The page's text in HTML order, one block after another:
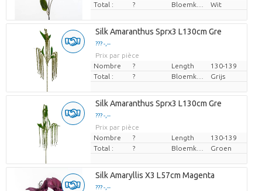
Total :
? Wit
Silk Amaranthus Sprx3 L130cm Gre
??? -,--
Prix par pièce
Nombre
? Length
130-139
Total :
? Grijs
Silk Amaranthus Sprx3 L130cm Gre
??? -,--
Prix par pièce
Nombre
? Length
130-139
Total :
? Groen
Silk Amaryllis X3 L57cm Magenta
??? -,--